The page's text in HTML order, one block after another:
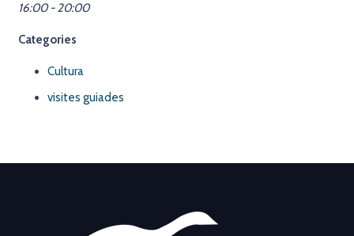
16:00 - 20:00
Categories
Cultura
visites guiades